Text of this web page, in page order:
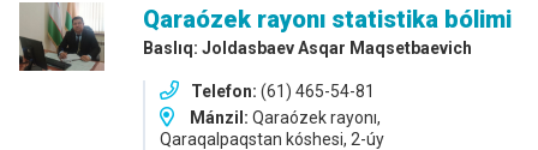
Qaraózek rayonı statistika bólimi
Baslıq: Joldasbaev Asqar Maqsetbaevich
Telefon: (61) 465-54-81
Mánzil: Qaraózek rayonı,
Qaraqalpaqstan kóshesi, 2-úy